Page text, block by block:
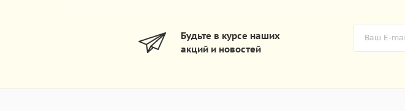
Будьте в курсе наших
акций и новостей